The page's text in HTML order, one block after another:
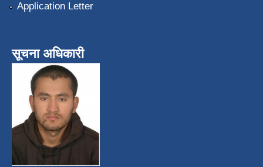
Application Letter
सूचना अधिकारी